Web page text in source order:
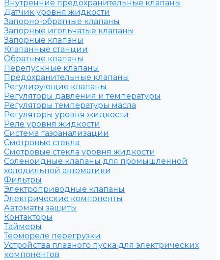
Внутренние предохранительные клапаны
Датчик уровня жидкости
Запорно-обратные клапаны
Запорные игольчатые клапаны
Запорные клапаны
Клапанные станции
Обратные клапаны
Перепускные клапаны
Предохранительные клапаны
Регулирующие клапаны
Регуляторы давления и температуры
Регуляторы температуры масла
Регуляторы уровня жидкости
Реле уровня жидкости
Система газоанализации
Смотровые стекла
Смотровые стекла уровня жидкости
Соленоидные клапаны для промышленной
холодильной автоматики
Фильтры
Электроприводные клапаны
Электрические компоненты
Автоматы защиты
Контакторы
Таймеры
Термореле перегрузки
Устройства плавного пуска для электрических
компонентов